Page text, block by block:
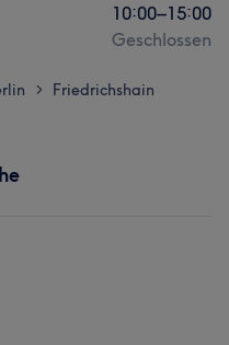
10:00–15:00
Geschlossen
> Friedrichshain